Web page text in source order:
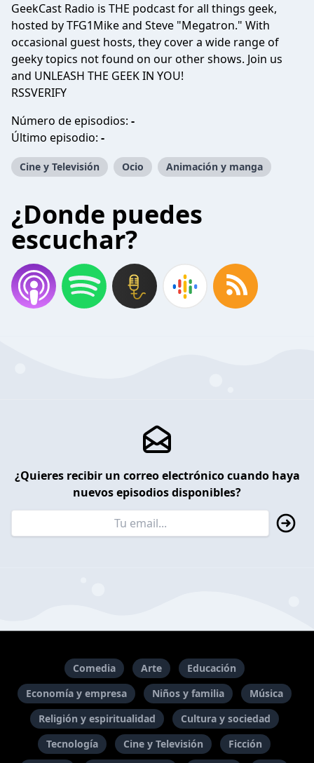
GeekCast Radio is THE podcast for all things geek,
hosted by TFG1Mike and Steve "Megatron." With
occasional guest hosts, they cover a wide range of
geeky topics not found on our other shows. Join us
and UNLEASH THE GEEK IN YOU!
RSSVERIFY
Número de episodios: -
Último episodio: -
Cine y Televisión Ocio Animación y manga
¿Donde puedes
escuchar?
¿Quieres recibir un correo electrónico cuando haya
nuevos episodios disponibles?
Comedia Arte
Educación
Economía y empresa
Niños y familia
Música
Religión y espiritualidad
Cultura y sociedad
Tecnología
Cine y Televisión
Ficción